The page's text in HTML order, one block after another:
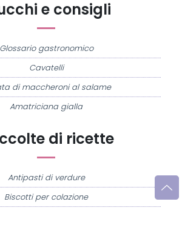
di ricette
Antipasti di verdure
Biscotti per colazione
e consigli
Glossario gastronomico
Cavatelli
di maccheroni al salame
Amatriciana gialla